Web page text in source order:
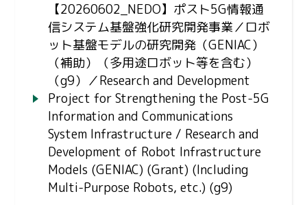
【20260602_NEDO】ポスト5G情報通
信システム基盤強化研究開発事業／ロボ
ット基盤モデルの研究開発（GENIAC）
（補助）（多用途ロボット等を含む）
（g9）／Research and Development
Project for Strengthening the Post-5G
Information and Communications
System Infrastructure / Research and
Development of Robot Infrastructure
Models (GENIAC) (Grant) (Including
Multi-Purpose Robots, etc.) (g9)